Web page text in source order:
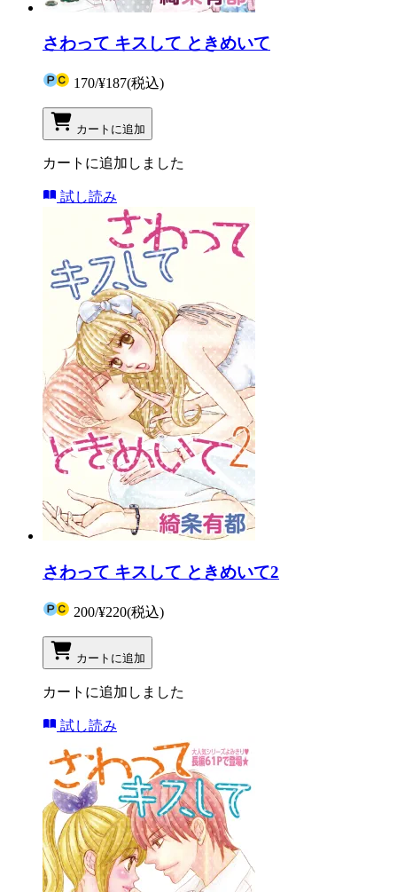
さわって キスして ときめいて
170/¥187(税込)
カートに追加
カートに追加しました
試し読み
さわって キスして ときめいて2
200/¥220(税込)
カートに追加
カートに追加しました
試し読み